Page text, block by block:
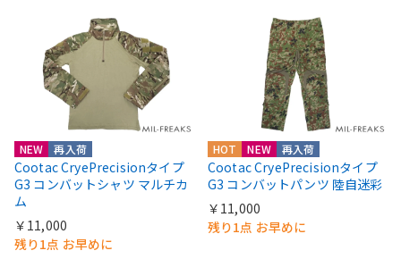
NEW 再入荷
Cootac CryePrecisionタイプ
G3 コンバットシャツ マルチカ
ム
￥11,000
残り1点 お早めに
HOT NEW 再入荷
Cootac CryePrecisionタイプ
G3 コンバットパンツ 陸自迷彩
￥11,000
残り1点 お早めに